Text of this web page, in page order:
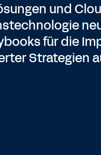
und
für die
Strategien